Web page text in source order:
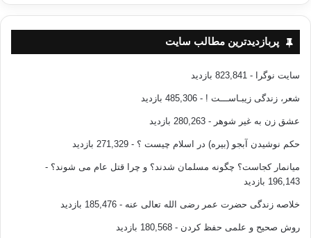
پربازدیدترین مطالب سایت
سایت نوگرا - 823,841 بازدید
شعر، زندگی زیبـاســـت ! - 485,306 بازدید
عشق زن به غیر شوهر - 280,263 بازدید
حکم نوشیدن آبجو (بیره) در اسلام چیست ؟ - 271,329 بازدید
میانمار کجاست؟ چگونه مسلمان شدند؟ و چرا قتل عام می شوند؟ -
196,143 بازدید
خلاصه زندگی حضرت عمر رضی الله تعالی عنه - 185,476 بازدید
روش صحیح و علمی حفظ کردن - 180,568 بازدید